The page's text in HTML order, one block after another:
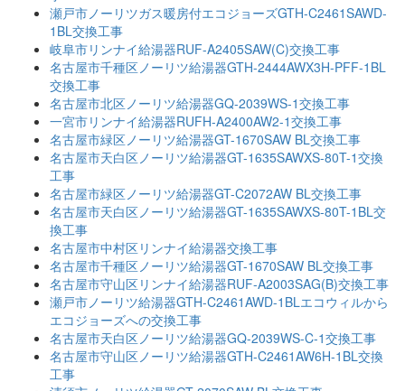
瀬戸市ノーリツガス暖房付エコジョーズGTH-C2461SAWD-
1BL交換工事
岐阜市リンナイ給湯器RUF-A2405SAW(C)交換工事
名古屋市千種区ノーリツ給湯器GTH-2444AWX3H-PFF-1BL
交換工事
名古屋市北区ノーリツ給湯器GQ-2039WS-1交換工事
一宮市リンナイ給湯器RUFH-A2400AW2-1交換工事
名古屋市緑区ノーリツ給湯器GT-1670SAW BL交換工事
名古屋市天白区ノーリツ給湯器GT-1635SAWXS-80T-1交換
工事
名古屋市緑区ノーリツ給湯器GT-C2072AW BL交換工事
名古屋市天白区ノーリツ給湯器GT-1635SAWXS-80T-1BL交
換工事
名古屋市中村区リンナイ給湯器交換工事
名古屋市千種区ノーリツ給湯器GT-1670SAW BL交換工事
名古屋市守山区リンナイ給湯器RUF-A2003SAG(B)交換工事
瀬戸市ノーリツ給湯器GTH-C2461AWD-1BLエコウィルから
エコジョーズへの交換工事
名古屋市天白区ノーリツ給湯器GQ-2039WS-C-1交換工事
名古屋市守山区ノーリツ給湯器GTH-C2461AW6H-1BL交換
工事